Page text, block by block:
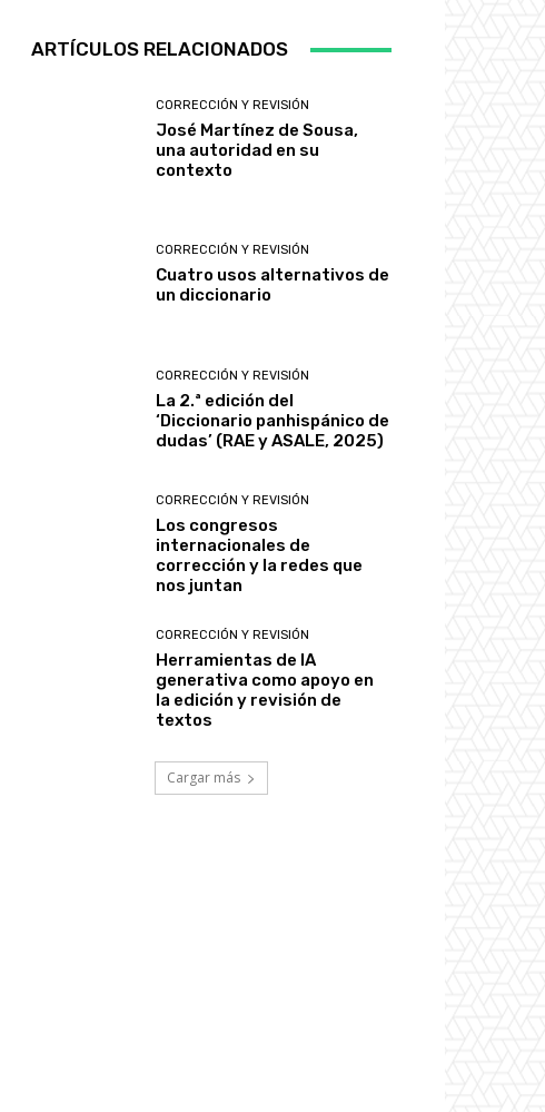
ARTÍCULOS RELACIONADOS
CORRECCIÓN Y REVISIÓN
José Martínez de Sousa,
una autoridad en su
contexto
CORRECCIÓN Y REVISIÓN
Cuatro usos alternativos de
un diccionario
CORRECCIÓN Y REVISIÓN
La 2.ª edición del
‘Diccionario panhispánico de
dudas’ (RAE y ASALE, 2025)
CORRECCIÓN Y REVISIÓN
Los congresos
internacionales de
corrección y la redes que
nos juntan
CORRECCIÓN Y REVISIÓN
Herramientas de IA
generativa como apoyo en
la edición y revisión de
textos
Cargar más